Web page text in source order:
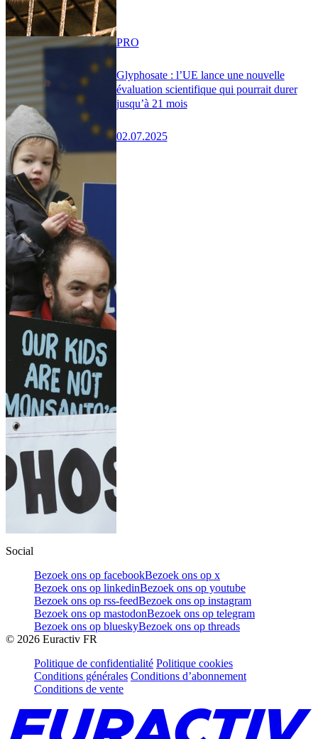
Glyphosate : l’UE lance une nouvelle
évaluation scientifique qui pourrait durer
jusqu’à 21 mois
02.07.2025
PRO
Social
Bezoek ons op facebookBezoek ons op x
Bezoek ons op linkedinBezoek ons op youtube
Bezoek ons op rss-feedBezoek ons op instagram
Bezoek ons op mastodonBezoek ons op telegram
Bezoek ons op blueskyBezoek ons op threads
© 2026 Euractiv FR
Politique de confidentialité Politique cookies
Conditions générales Conditions d’abonnement
Conditions de vente